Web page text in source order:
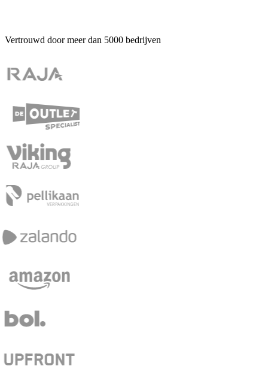
Vertrouwd door meer dan 5000 bedrijven